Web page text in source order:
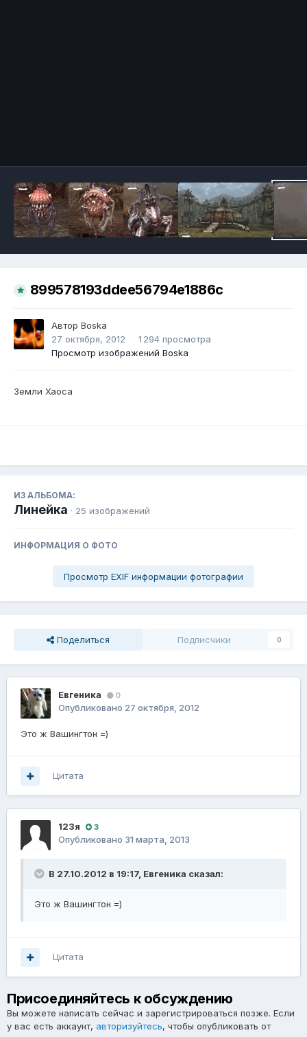
899578193ddee56794e1886c
Автор Boska
27 октября, 2012
1 294 просмотра
Просмотр изображений Boska
Земли Хаоса
ИЗ АЛЬБОМА:
Линейка · 25 изображений
ИНФОРМАЦИЯ О ФОТО
Просмотр EXIF информации фотографии
Поделиться Подписчики 0
Евгеника 0
Опубликовано 27 октября, 2012
Это ж Вашингтон =)
Цитата
123я 3
Опубликовано 31 марта, 2013
В 27.10.2012 в 19:17, Евгеника сказал:
Это ж Вашингтон =)
Цитата
Присоединяйтесь к обсуждению
Вы можете написать сейчас и зарегистрироваться позже. Если
у вас есть аккаунт, авторизуйтесь, чтобы опубликовать от